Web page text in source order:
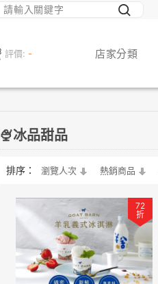
評價: - 店家分類
🍨冰品甜品
排序： 瀏覽人次 熱銷商品
72
折